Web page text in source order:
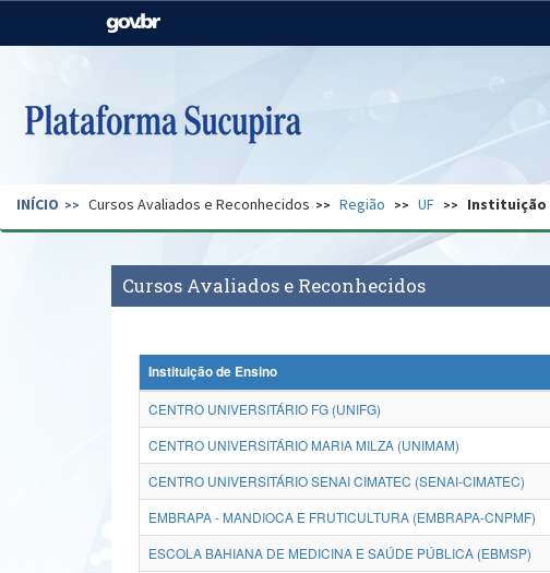
Casa Civil
Pecuária e Abastecimento
Secretaria de Governo Gabinete de Segurança
INÍCIO Cursos Avaliados e Reconhecidos Região UF Instituição
Cursos Avaliados e Reconhecidos
Instituição de Ensino
CENTRO UNIVERSITÁRIO FG (UNIFG)
CENTRO UNIVERSITÁRIO MARIA MILZA (UNIMAM)
CENTRO UNIVERSITÁRIO SENAI CIMATEC (SENAI-CIMATEC)
EMBRAPA - MANDIOCA E FRUTICULTURA (EMBRAPA-CNPMF)
ESCOLA BAHIANA DE MEDICINA E SAÚDE PÚBLICA (EBMSP)